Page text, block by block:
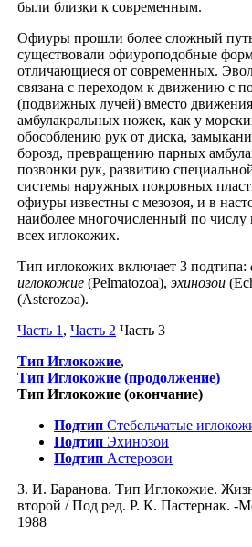
были близки к современным.
Офиуры прошли более сложный путь
существовали офиуроподобные
отличающиеся от современных.
связана с переходом к движению с
(подвижных лучей) вместо
амбулакральных ножек, как у
обособлению рук от диска,
борозд, превращению парных
позвонки рук, развитию
системы наружных покровных
офиуры известны с мезозоя, и в
наиболее многочисленный по числу
всех иглокожих.
Тип иглокожих включает 3 подтипа:
иглокожие (Pelmatozoa), эхинозои
(Asterozoa).
Часть 1 , Часть 2 Часть 3
Тип Иглокожие,
Тип Иглокожие (продолжение)
Тип Иглокожие (окончание)
Подтип Стебельчатые
Подтип Эхинозои
Подтип Астерозои
З. И. Баранова. Тип Иглокожие.
второй / Под ред. Р. К. Пастернак. -
1988